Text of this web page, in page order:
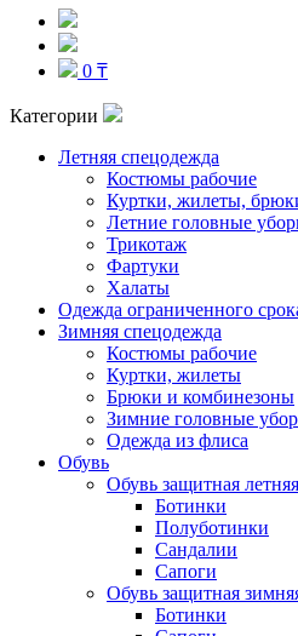
0 ₸
Категории
Летняя спецодежда
Костюмы рабочие
Куртки, жилеты,
Летние головные
Трикотаж
Фартуки
Халаты
Одежда ограниченного
Зимняя спецодежда
Костюмы рабочие
Куртки, жилеты
Брюки и комбинезоны
Зимние головные
Одежда из флиса
Обувь
Обувь защитная летняя
Ботинки
Полуботинки
Сандалии
Сапоги
Обувь защитная
Ботинки